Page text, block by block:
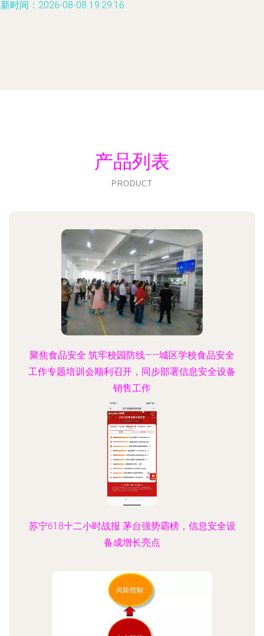
时间：2026-08-08 19:29:16
产品列表
PRODUCT
聚焦食品安全 筑牢校园防线——城区学校食品安全
工作专题培训会顺利召开，同步部署信息安全设备
销售工作
苏宁618十二小时战报 茅台强势霸榜，信息安全设
备成增长亮点